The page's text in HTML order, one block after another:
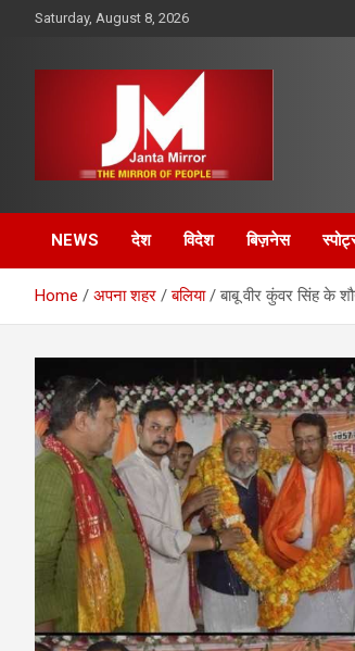
Saturday, August 8, 2026
Janta Mirror
NEWS देश विदेश बिज़नेस
Home अपना शहर बलिया बाबू वीर कुंवर सिंह के